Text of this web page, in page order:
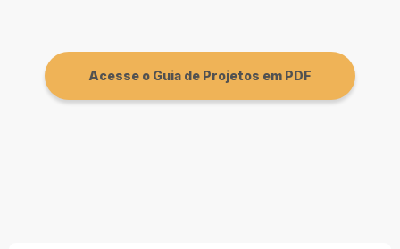
Acesse o Guia de Projetos em PDF